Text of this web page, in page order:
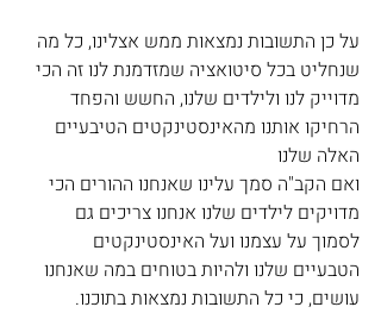
על כן התשובות נמצאות ממש אצלינו, כל מה
שנחליט בכל סיטואציה שמזדמנת לנו זה הכי
מדוייק לנו ולילדים שלנו, החשש והפחד
הרחיקו אותנו מהאינסטינקטים הטיבעיים
האלה שלנו
ואם הקב"ה סמך עלינו שאנחנו ההורים הכי
מדויקים לילדים שלנו אנחנו צריכים גם
לסמוך על עצמנו ועל האינסטינקטים
הטבעיים שלנו ולהיות בטוחים במה שאנחנו
עושים, כי כל התשובות נמצאות בתוכנו.